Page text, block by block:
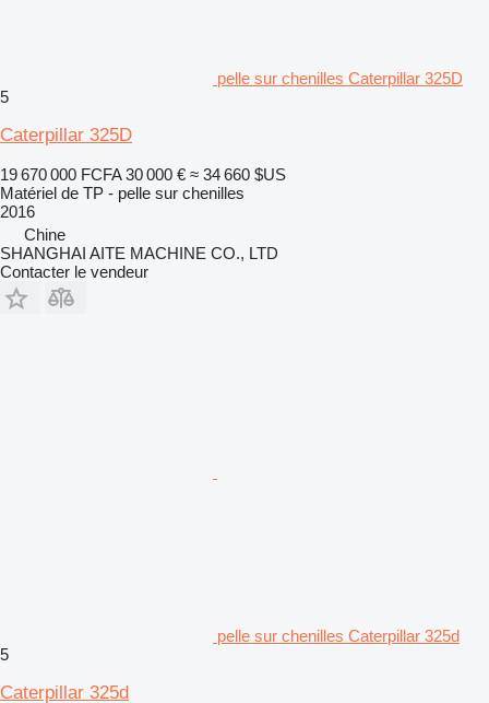
pelle sur chenilles Caterpillar 325D
5
Caterpillar 325D
19 670 000 FCFA 30 000 € ≈ 34 660 $US
Matériel de TP - pelle sur chenilles
2016
Chine
SHANGHAI AITE MACHINE CO., LTD
Contacter le vendeur
pelle sur chenilles Caterpillar 325d
5
Caterpillar 325d